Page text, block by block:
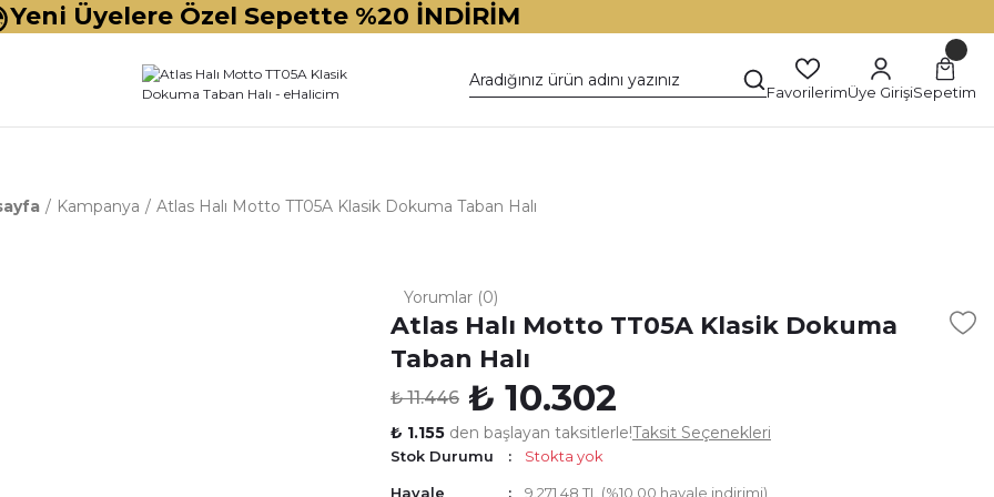
Yeni Üyelere Özel Sepette %20 İNDİRİM
FavorilerimÜye GirişiSepetim
Kampanya Atlas Halı Motto TT05A Klasik Dokuma Taban Halı
Yorumlar (0)
Atlas Halı Motto TT05A Klasik Dokuma
Taban Halı
₺ 11.446 ₺ 10.302
₺ 1.155 den başlayan taksitlerle!Taksit Seçenekleri
Stok Durumu Stokta yok
Havale 9.271,48 TL (%10,00 havale indirimi)